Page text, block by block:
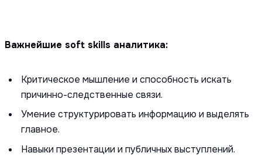
Важнейшие soft skills аналитика:
Критическое мышление и способность искать
причинно-следственные связи.
Умение структурировать информацию и выделять
главное.
Навыки презентации и публичных выступлений.